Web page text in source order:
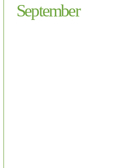
September